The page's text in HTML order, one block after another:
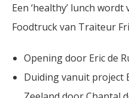
Een ‘healthy’ lunch
Foodtruck van Traiteur
Opening door Eric de
Duiding vanuit project